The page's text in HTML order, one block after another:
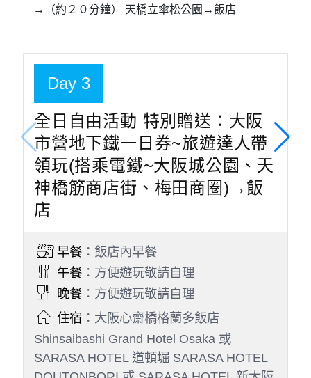
因素單軌電車或登山吊椅無法乘坐改以利用巴士來
見諒。
注意：今日溫馨提醒由於伊根舟屋地區上空有老鷹
出沒，搭乘觀光船餵食海鷗時若有發現老鷹出沒請
立即暫時停止餵食並將手中食物收起，避免老鷹搶
食而造成受傷的情況發生，提醒您自身安全為第
一。
此行程設定飯店之房型皆為商務經濟房型，房間大
小約13～15平方米二小床，請務必充份理解敬請
見諒。
需算佔床團費。
今日景點會隨當團狀況作前後日行程調動，不便之
處敬請見諒，謝謝。
貼心提醒
今日行車時間參考：飯店→（約３小時）伊根舟屋
→（約２０分鐘） 天橋立傘松公園→飯店